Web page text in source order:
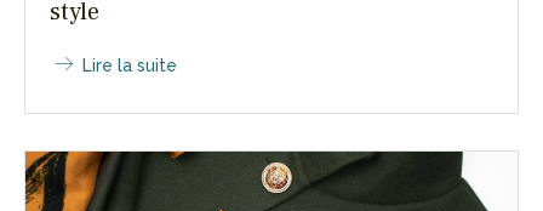
style
Lire la suite